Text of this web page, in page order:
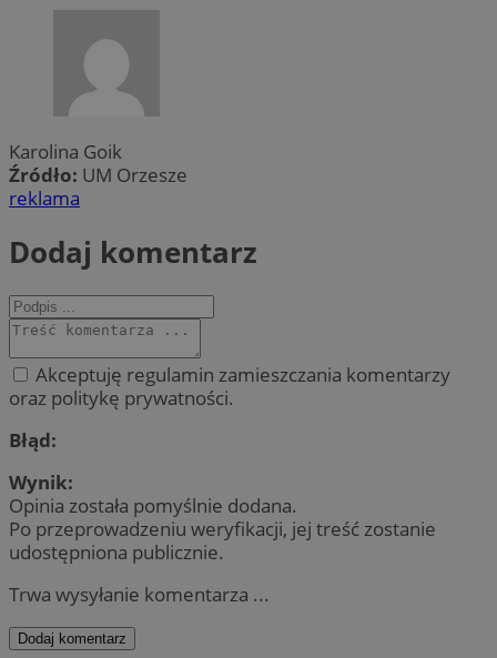
Karolina Goik
Źródło: UM Orzesze
reklama
Dodaj komentarz
Akceptuję regulamin zamieszczania komentarzy
oraz politykę prywatności.
Błąd:
Wynik:
Opinia została pomyślnie dodana.
Po przeprowadzeniu weryfikacji, jej treść zostanie
udostępniona publicznie.
Trwa wysyłanie komentarza ...
Dodaj komentarz